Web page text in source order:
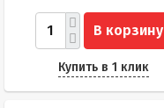
В корзину
Купить в 1 клик